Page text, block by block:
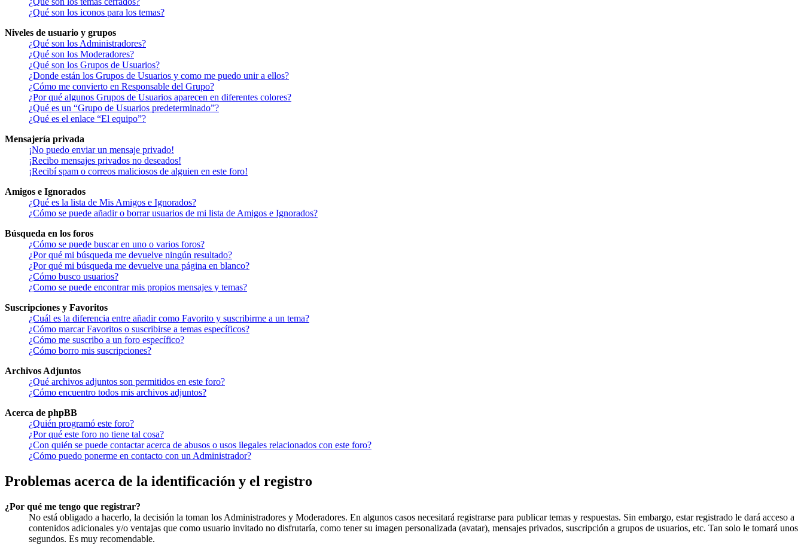
¿Qué son los iconos para los temas?
Niveles de usuario y grupos
¿Qué son los Administradores?
¿Qué son los Moderadores?
¿Qué son los Grupos de Usuarios?
¿Donde están los Grupos de Usuarios y como me puedo unir a ellos?
¿Cómo me convierto en Responsable del Grupo?
¿Por qué algunos Grupos de Usuarios aparecen en diferentes colores?
¿Qué es un “Grupo de Usuarios predeterminado”?
¿Qué es el enlace “El equipo”?
Mensajería privada
¡No puedo enviar un mensaje privado!
¡Recibo mensajes privados no deseados!
¡Recibí spam o correos maliciosos de alguien en este foro!
Amigos e Ignorados
¿Qué es la lista de Mis Amigos e Ignorados?
¿Cómo se puede añadir o borrar usuarios de mi lista de Amigos e Ignorados?
Búsqueda en los foros
¿Cómo se puede buscar en uno o varios foros?
¿Por qué mi búsqueda me devuelve ningún resultado?
¿Por qué mi búsqueda me devuelve una página en blanco?
¿Cómo busco usuarios?
¿Como se puede encontrar mis propios mensajes y temas?
Suscripciones y Favoritos
¿Cuál es la diferencia entre añadir como Favorito y suscribirme a un tema?
¿Cómo marcar Favoritos o suscribirse a temas específicos?
¿Cómo me suscribo a un foro específico?
¿Cómo borro mis suscripciones?
Archivos Adjuntos
¿Qué archivos adjuntos son permitidos en este foro?
¿Cómo encuentro todos mis archivos adjuntos?
Acerca de phpBB
¿Quién programó este foro?
¿Por qué este foro no tiene tal cosa?
¿Con quién se puede contactar acerca de abusos o usos ilegales relacionados con este foro?
¿Cómo puedo ponerme en contacto con un Administrador?
Problemas acerca de la identificación y el registro
¿Por qué me tengo que registrar?
No está obligado a hacerlo, la decisión la toman los Administradores y Moderadores. En algunos casos necesitará registrarse para publicar temas y respuestas. Sin embargo, estar registrado le dará acceso a
contenidos adicionales y/o ventajas que como usuario invitado no disfrutaría, como tener su imagen personalizada (avatar), mensajes privados, suscripción a grupos de usuarios, etc. Tan solo le tomará unos
segundos. Es muy recomendable.